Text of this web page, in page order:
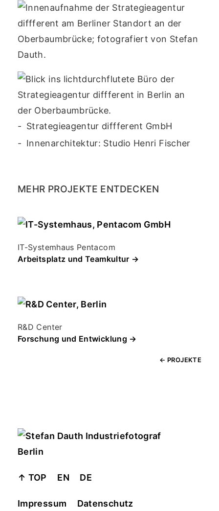
Strategieagentur diffferent GmbH
Innenarchitektur: Studio Henri Fischer
MEHR PROJEKTE ENTDECKEN
IT-Systemhaus Pentacom
Arbeitsplatz und Teamkultur →
R&D Center
Forschung und Entwicklung →
← PROJEKTE
↑ TOP EN DE
Impressum Datenschutz